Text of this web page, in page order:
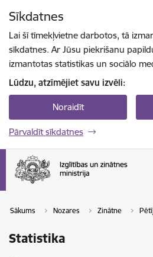
Sīkdatnes
Lai šī tīmekļvietne darbotos, tā
sīkdatnes. Ar Jūsu piekrišanu
izmantotas statistikas un sociālo
Lūdzu, atzīmējiet savu izvēli:
Noraidīt
Pārvaldīt sīkdatnes
Sākums Nozares Zinātne
Statistika